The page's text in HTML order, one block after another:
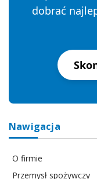
dobrać
Nawigacja
O firmie
Przemysł spożywczy